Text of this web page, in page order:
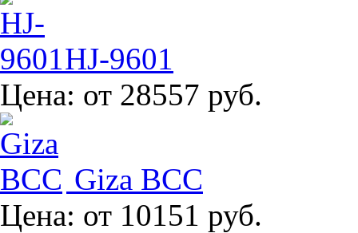
HJ-9601
Цена: от 28557 руб.
Giza BCC
Цена: от 10151 руб.